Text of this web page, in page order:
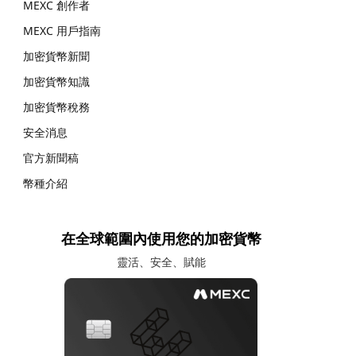
MEXC 創作者
MEXC 用戶指南
加密貨幣新聞
加密貨幣知識
加密貨幣稅務
安全消息
官方新聞稿
幣種介紹
在全球範圍內使用您的加密貨幣
靈活、安全、賦能